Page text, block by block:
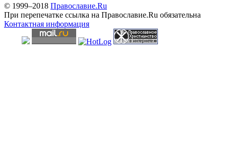
© 1999–2018 Православие.Ru
При перепечатке ссылка на Православие.Ru обязательна
Контактная информация